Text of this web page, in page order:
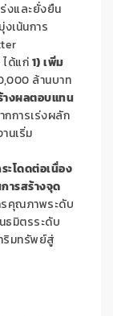
งและยั่งยืน
เน้นการ
ด้แก่1) เพิ่ม
ล้านบาท
างผลตอบแทน
กการเร่งผลัก
นเริ่ม
ะโดดต่อเนื่อง
ารสร้างจุด
รคุณภาพระดับ
ธมิตรระดับ
ริมทรัพย์สู่